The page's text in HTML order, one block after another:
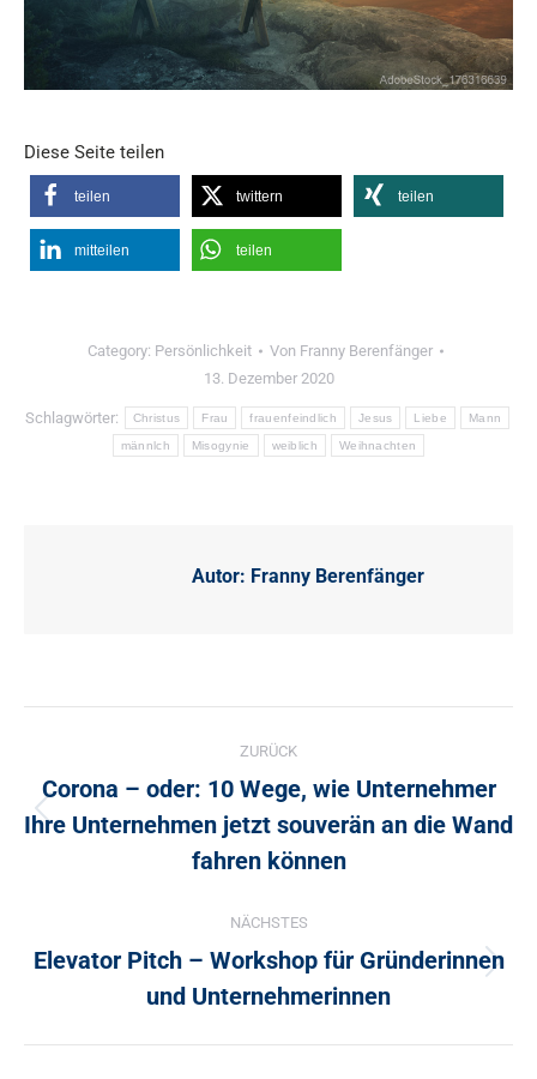
Diese Seite teilen
teilen twittern teilen
mitteilen teilen
Category: Persönlichkeit Von Franny Berenfänger
13. Dezember 2020
Schlagwörter: Christus Frau frauenfeindlich Jesus Liebe Mann
männlch Misogynie weiblich Weihnachten
Autor: Franny Berenfänger
ZURÜCK
Vorheriger
Beitrag:
Corona – oder: 10 Wege, wie Unternehmer
Ihre Unternehmen jetzt souverän an die Wand
fahren können
NÄCHSTES
Nächster
Beitrag:
Elevator Pitch – Workshop für Gründerinnen
und Unternehmerinnen